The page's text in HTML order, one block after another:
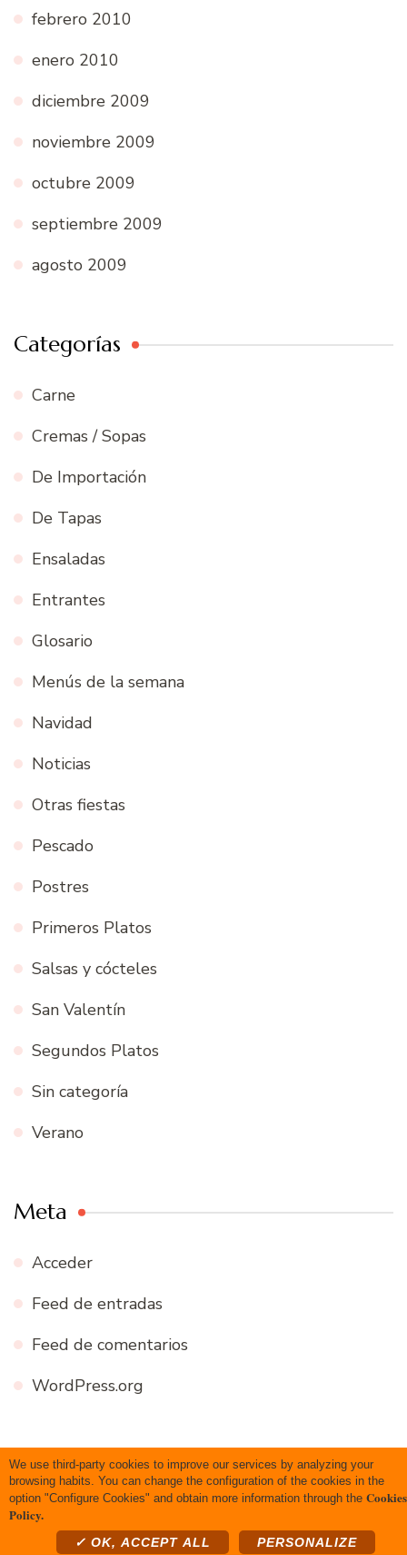
febrero 2010
enero 2010
diciembre 2009
noviembre 2009
octubre 2009
septiembre 2009
agosto 2009
Categorías
Carne
Cremas / Sopas
De Importación
De Tapas
Ensaladas
Entrantes
Glosario
Menús de la semana
Navidad
Noticias
Otras fiestas
Pescado
Postres
Primeros Platos
Salsas y cócteles
San Valentín
Segundos Platos
Sin categoría
Verano
Meta
Acceder
Feed de entradas
Feed de comentarios
WordPress.org
Copyright 2020 Todos los derechos reservadosBlossom
Recipe | Desarrollado porBlossom Themes .Funciona con
WordPress.Política de privacidad
We use third-party cookies to improve our services by analyzing your
browsing habits. You can change the configuration of the cookies in the
option "Configure Cookies" and obtain more information through the Cookies
Policy.
✓ OK, ACCEPT ALL PERSONALIZE